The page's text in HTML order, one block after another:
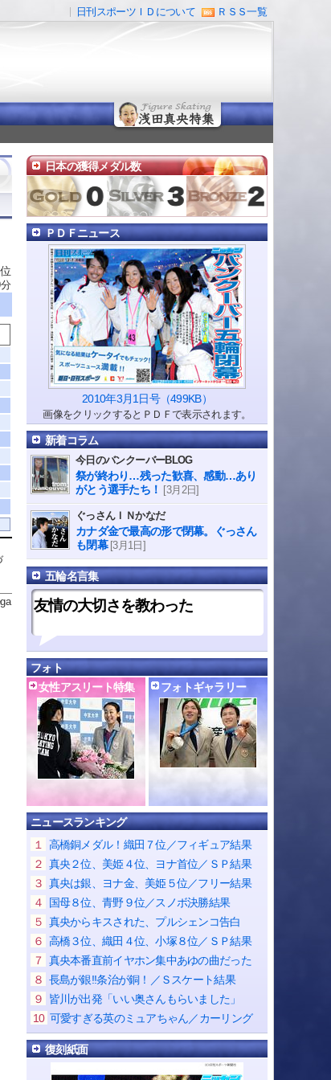
日刊スポーツＩＤについて ＲＳＳ一覧
日本の獲得メダル数
ＰＤＦニュース
2010年3月1日号（499KB）
画像をクリックするとＰＤＦで表示されます。
新着コラム
今日のバンクーバーBLOG
祭が終わり…残った歓喜、感動…あり
がとう選手たち！ [3月2日]
ぐっさんＩＮかなだ
カナダ金で最高の形で閉幕。ぐっさん
も閉幕 [3月1日]
五輪名言集
友情の大切さを教わった
フォト
女性アスリート特集
フォトギャラリー
ニュースランキング
１
高橋銅メダル！織田７位／フィギュア結果
２ 真央２位、美姫４位、ヨナ首位／ＳＰ結果
３ 真央は銀、ヨナ金、美姫５位／フリー結果
４
国母８位、青野９位／スノボ決勝結果
５ 真央からキスされた、プルシェンコ告白
６ 高橋３位、織田４位、小塚８位／ＳＰ結果
７ 真央本番直前イヤホン集中あゆの曲だった
８ 長島が銀!!条治が銅！／Ｓスケート結果
９
皆川が出発「いい奥さんもらいました」
10 可愛すぎる英のミュアちゃん／カーリング
復刻紙面